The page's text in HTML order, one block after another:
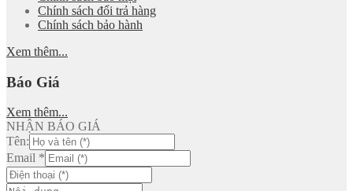
Chính sách đổi trả hàng
Chính sách bảo hành
Xem thêm...
Báo Giá
Xem thêm...
NHẬN BÁO GIÁ
Tên:
Email *